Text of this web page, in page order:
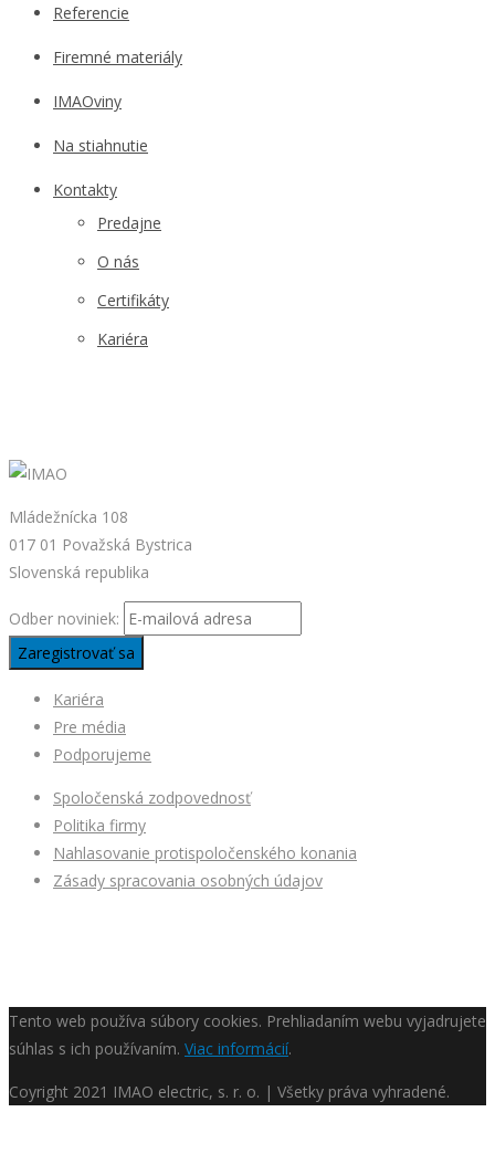
Referencie
Firemné materiály
IMAOviny
Na stiahnutie
Kontakty
Predajne
O nás
Certifikáty
Kariéra
Mládežnícka 108
017 01 Považská Bystrica
Slovenská republika
Odber noviniek:
Kariéra
Pre média
Podporujeme
Spoločenská zodpovednosť
Politika firmy
Nahlasovanie protispoločenského konania
Zásady spracovania osobných údajov
Tento web používa súbory cookies. Prehliadaním webu vyjadrujete
súhlas s ich používaním. Viac informácií.
Coyright 2021 IMAO electric, s. r. o. | Všetky práva vyhradené.